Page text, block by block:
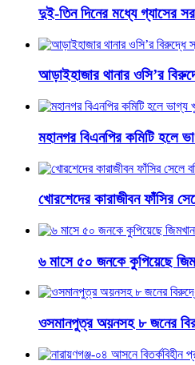
দুই-তিন দিনের মধ্যে গ্যাসের
আড়াইহাজার থানার ওসি’র
মহানগর বিএনপির কমিটি হলে
খোরশেদের কারাজীবন ফাঁসির
৬ মাসে ৫০ জনকে কুপিয়েছে
ওসমানপুত্র অয়নসহ ৮ জনের